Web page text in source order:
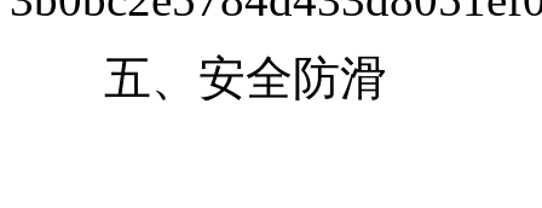
五、安全防滑